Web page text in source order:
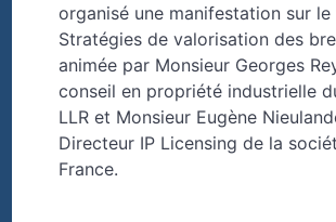
organisé une manifestation sur le
Stratégies de valorisation des
animée par Monsieur Georges
conseil en propriété industrielle
LLR et Monsieur Eugène
Directeur IP Licensing de la
France.